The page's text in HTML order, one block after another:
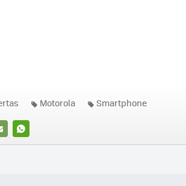
WHATSAPP
Motorola Smartphone